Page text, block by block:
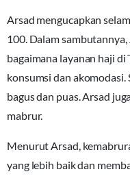
Arsad mengucapkan
100. Dalam
bagaimana layanan haji di
konsumsi dan akomodasi.
bagus dan puas. Arsad
mabrur.
Menurut Arsad,
yang lebih baik dan